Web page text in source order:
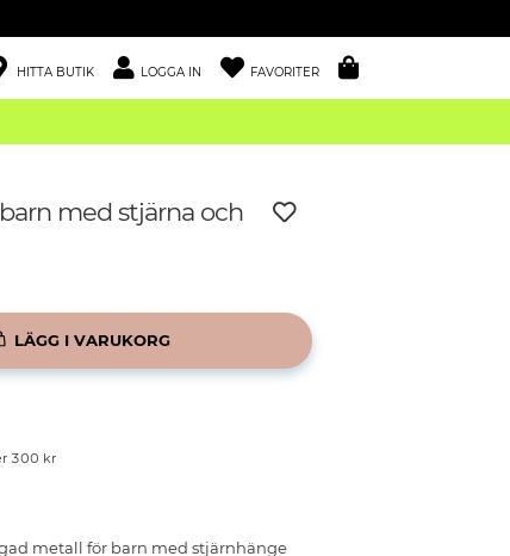
HITTA BUTIK LOGGA IN FAVORITER
med stjärna och
LÄGG I VARUKORG
300 kr
metall för barn med stjärnhänge